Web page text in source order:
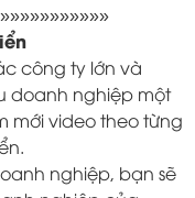
công ty lớn và
doanh nghiệp một
mới video theo từng
nghiệp, bạn sẽ